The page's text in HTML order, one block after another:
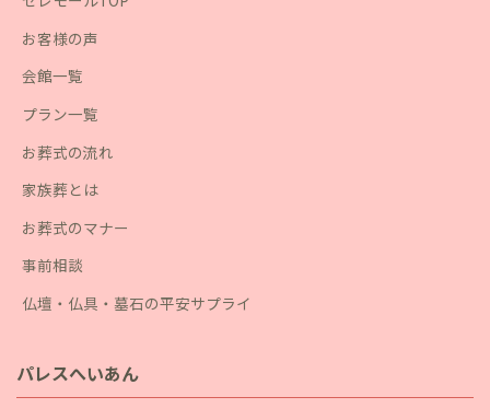
お客様の声
会館一覧
プラン一覧
お葬式の流れ
家族葬とは
お葬式のマナー
事前相談
仏壇・仏具・墓石の平安サプライ
パレスへいあん